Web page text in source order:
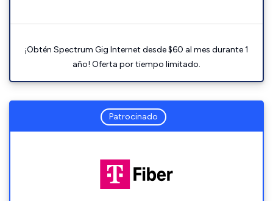
¡Obtén Spectrum Gig Internet desde $60 al mes durante 1
año! Oferta por tiempo limitado.
Patrocinado